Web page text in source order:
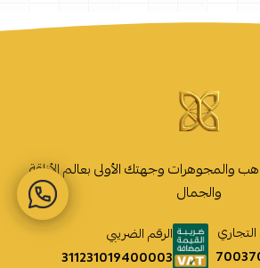
والمجوهرات وجهتك الأولى بعالم الأناقة
والجمال
الرقم الضريبي
311231019400003